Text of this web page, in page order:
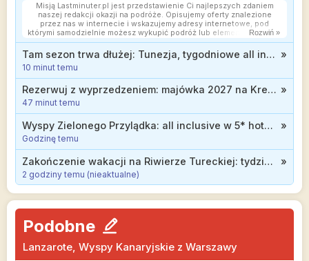
Misją Lastminuter.pl jest przedstawienie Ci najlepszych zdaniem
naszej redakcji okazji na podróże. Opisujemy oferty znalezione
przez nas w internecie i wskazujemy adresy internetowe, pod
którymi samodzielnie możesz wykupić podróż lub elementy podróży.
Ceny w artykułach są aktualne w chwili publikacji. Możemy
otrzymywać wynagrodzenie od partnerów handlowych, do których
Cię przekierowujemy. Nie ma to wpływu na cenę Twojej wycieczki.
Rozwiń »
Tam sezon trwa dłużej: Tunezja, tygodniowe all inclusive za 1826 zł »
10 minut temu
Rezerwuj z wyprzedzeniem: majówka 2027 na Krecie w wydaniu all inclusive d 1699 zł »
47 minut temu
Wyspy Zielonego Przylądka: all inclusive w 5* hotelu nad oceanem od 3911 zł »
Godzinę temu
Zakończenie wakacji na Riwierze Tureckiej: tydzień w hotelu z all inclusive od 1877 zł (wyloty z 10 miast) »
2 godziny temu (nieaktualne)
Podobne
Lanzarote, Wyspy Kanaryjskie z Warszawy